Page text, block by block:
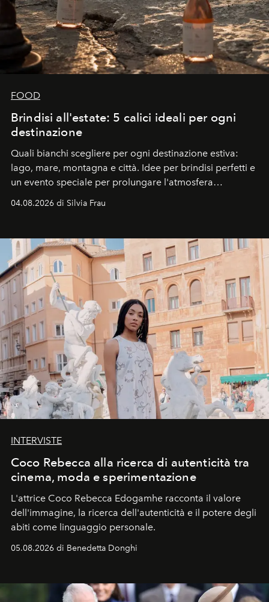
FOOD
Brindisi all'estate: 5 calici ideali per ogni
destinazione
Quali bianchi scegliere per ogni destinazione estiva:
lago, mare, montagna e città. Idee per brindisi perfetti e
un evento speciale per prolungare l'atmosfera
04.08.2026 di Silvia Frau
INTERVISTE
Coco Rebecca alla ricerca di autenticità tra
cinema, moda e sperimentazione
L'attrice Coco Rebecca Edogamhe racconta il valore
dell'immagine, la ricerca dell'autenticità e il potere degli
abiti come linguaggio personale.
05.08.2026 di Benedetta Donghi